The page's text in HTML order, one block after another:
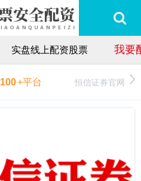
实盘线上配资股票 我要
100+平台 恒信证券官网